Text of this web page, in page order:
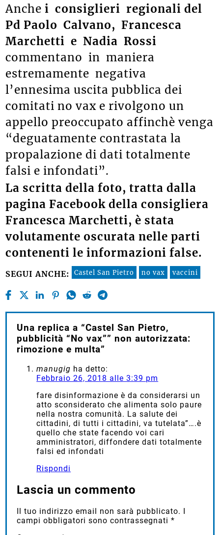
Anchei consiglieri regionali del
Pd Paolo Calvano, Francesca
Marchetti e Nadia Rossi
commentano in maniera
estremamente negativa
l’ennesima uscita pubblica dei
comitati no vax e rivolgono un
appello preoccupato affinchè venga
“deguatamente contrastata la
propalazione di dati totalmente
falsi e infondati”.
La scritta della foto, tratta dalla
pagina Facebook della consigliera
Francesca Marchetti, è stata
volutamente oscurata nelle parti
contenenti le informazioni false.
SEGUI ANCHE: Castel San Pietro no vax vaccini
Una replica a “Castel San Pietro,
pubblicità “No vax”” non autorizzata:
rimozione e multa”
manugig ha detto:
Febbraio 26, 2018 alle 3:39 pm
fare disinformazione è da considerarsi un
atto sconsiderato che alimenta solo paure
nella nostra comunità. La salute dei
cittadini, di tutti i cittadini, va tutelata”….è
quello che state facendo voi cari
amministratori, diffondere dati totalmente
falsi ed infondati
Rispondi
Lascia un commento
Il tuo indirizzo email non sarà pubblicato. I
campi obbligatori sono contrassegnati*